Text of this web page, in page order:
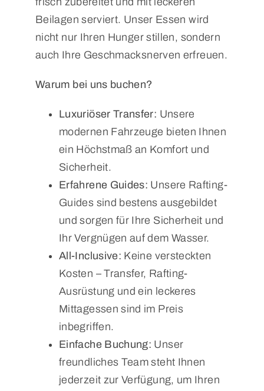
Beilagen serviert. Unser Essen wird
nicht nur Ihren Hunger stillen, sondern
auch Ihre Geschmacksnerven erfreuen.
Warum bei uns buchen?
Luxuriöser Transfer: Unsere
modernen Fahrzeuge bieten Ihnen
ein Höchstmaß an Komfort und
Sicherheit.
Erfahrene Guides: Unsere Rafting-
Guides sind bestens ausgebildet
und sorgen für Ihre Sicherheit und
Ihr Vergnügen auf dem Wasser.
All-Inclusive: Keine versteckten
Kosten – Transfer, Rafting-
Ausrüstung und ein leckeres
Mittagessen sind im Preis
inbegriffen.
Einfache Buchung: Unser
freundliches Team steht Ihnen
jederzeit zur Verfügung, um Ihren